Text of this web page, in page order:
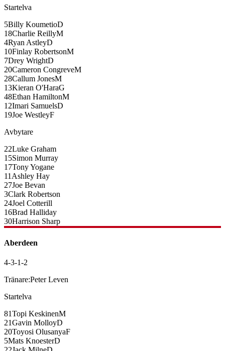
Startelva
5Billy KoumetioD
18Charlie ReillyM
4Ryan AstleyD
10Finlay RobertsonM
7Drey WrightD
20Cameron CongreveM
28Callum JonesM
13Kieran O'HaraG
48Ethan HamiltonM
12Imari SamuelsD
19Joe WestleyF
Avbytare
22Luke Graham
15Simon Murray
17Tony Yogane
11 Ashley Hay
27Joe Bevan
3Clark Robertson
24Joel Cotterill
16Brad Halliday
30Harrison Sharp
Aberdeen
4-3-1-2
Tränare:Peter Leven
Startelva
81Topi KeskinenM
21Gavin MolloyD
20Toyosi OlusanyaF
5Mats KnoesterD